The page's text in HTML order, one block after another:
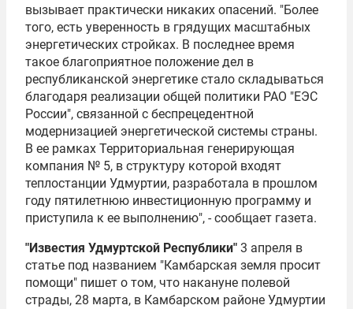
вызывает практически никаких опасений. "Более
того, есть уверенность в грядущих масштабных
энергетических стройках. В последнее время
такое благоприятное положение дел в
республиканской энергетике стало складываться
благодаря реализации общей политики РАО "ЕЭС
России", связанной с беспрецедентной
модернизацией энергетической системы страны.
В ее рамках Территориальная генерирующая
компания № 5, в структуру которой входят
теплостанции Удмуртии, разработала в прошлом
году пятилетнюю инвестиционную программу и
приступила к ее выполнению", - сообщает газета.
"Известия Удмуртской Республики" 3 апреля в
статье под названием "Камбарская земля просит
помощи" пишет о том, что накануне полевой
страды, 28 марта, в Камбарском районе Удмуртии